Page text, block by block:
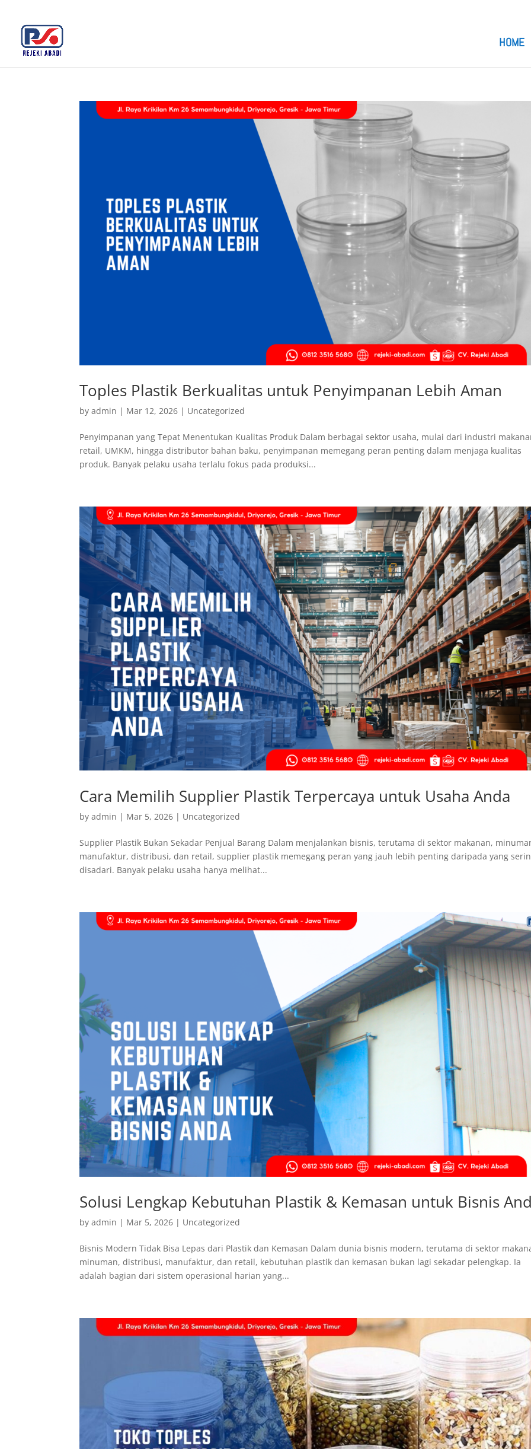
HOME
Toples Plastik Berkualitas untuk Penyimpanan Lebih Aman
byadmin | Mar 12, 2026 | Uncategorized
Penyimpanan yang Tepat Menentukan Kualitas Produk Dalam berbagai sektor usaha, mulai dari industri
retail, UMKM, hingga distributor bahan baku, penyimpanan memegang peran penting dalam menjaga kualitas
produk. Banyak pelaku usaha terlalu fokus pada produksi...
Cara Memilih Supplier Plastik Terpercaya untuk Usaha Anda
byadmin | Mar 5, 2026 | Uncategorized
Supplier Plastik Bukan Sekadar Penjual Barang Dalam menjalankan bisnis, terutama di sektor makanan,
manufaktur, distribusi, dan retail, supplier plastik memegang peran yang jauh lebih penting daripada yang
disadari. Banyak pelaku usaha hanya melihat...
Solusi Lengkap Kebutuhan Plastik & Kemasan untuk Bisnis
byadmin | Mar 5, 2026 | Uncategorized
Bisnis Modern Tidak Bisa Lepas dari Plastik dan Kemasan Dalam dunia bisnis modern, terutama di sektor
minuman, distribusi, manufaktur, dan retail, kebutuhan plastik dan kemasan bukan lagi sekadar pelengkap. Ia
adalah bagian dari sistem operasional harian yang...